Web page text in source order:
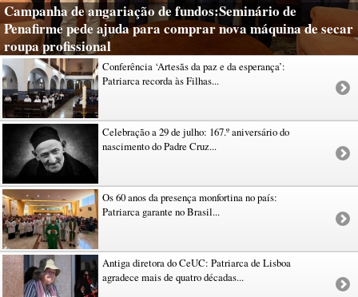
Campanha de angariação de fundos:Seminário de
Penafirme pede ajuda para comprar nova máquina de secar
roupa profissional
Conferência ‘Artesãs da paz e da esperança’:
Patriarca recorda às Filhas...
Celebração a 29 de julho: 167.º aniversário do
nascimento do Padre Cruz...
Os 60 anos da presença monfortina no país:
Patriarca garante no Brasil...
Antiga diretora do CeUC: Patriarca de Lisboa
agradece mais de quatro décadas...